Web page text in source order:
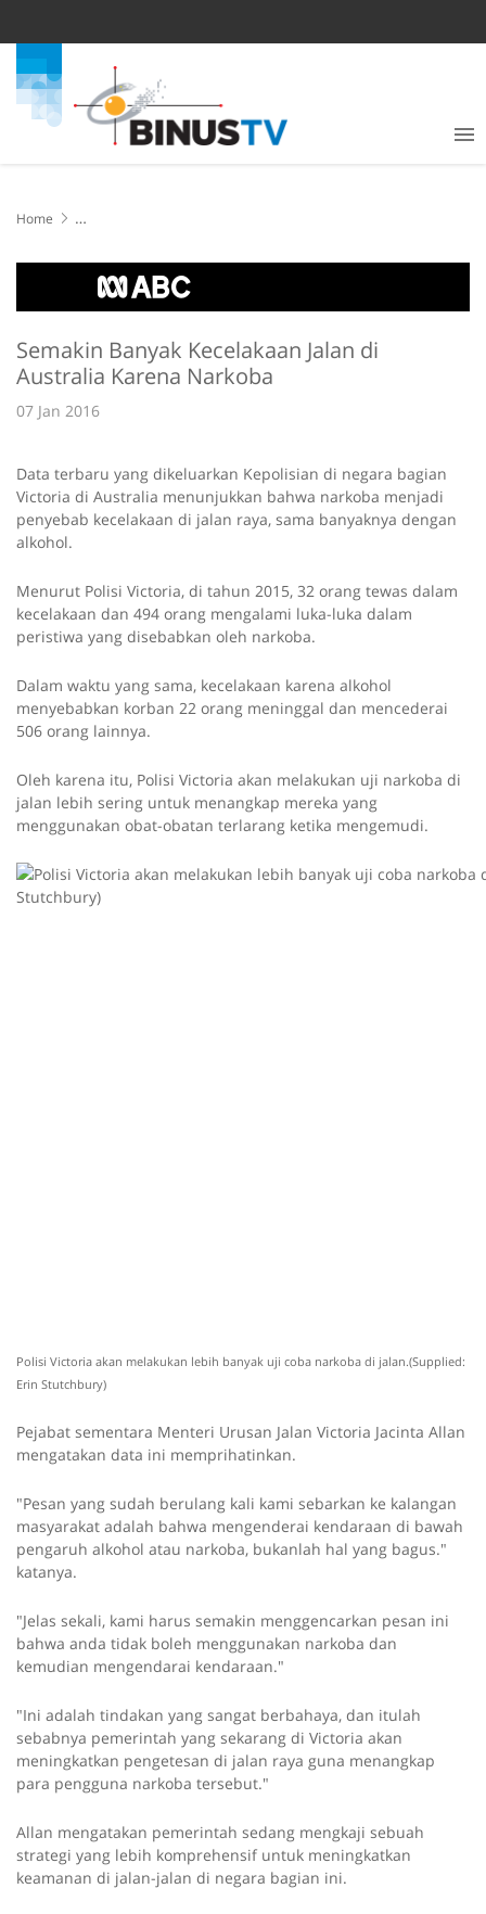
Home
Semakin Banyak Kecelakaan Jalan di
Australia Karena Narkoba
07 Jan 2016
Data terbaru yang dikeluarkan Kepolisian di negara bagian
Victoria di Australia menunjukkan bahwa narkoba menjadi
penyebab kecelakaan di jalan raya, sama banyaknya dengan
alkohol.
Menurut Polisi Victoria, di tahun 2015, 32 orang tewas dalam
kecelakaan dan 494 orang mengalami luka-luka dalam
peristiwa yang disebabkan oleh narkoba.
Dalam waktu yang sama, kecelakaan karena alkohol
menyebabkan korban 22 orang meninggal dan mencederai
506 orang lainnya.
Oleh karena itu, Polisi Victoria akan melakukan uji narkoba di
jalan lebih sering untuk menangkap mereka yang
menggunakan obat-obatan terlarang ketika mengemudi.
Polisi Victoria akan melakukan lebih banyak uji coba narkoba di jalan.(Supplied:
Erin Stutchbury)
Pejabat sementara Menteri Urusan Jalan Victoria Jacinta Allan
mengatakan data ini memprihatinkan.
"Pesan yang sudah berulang kali kami sebarkan ke kalangan
masyarakat adalah bahwa mengenderai kendaraan di bawah
pengaruh alkohol atau narkoba, bukanlah hal yang bagus."
katanya.
"Jelas sekali, kami harus semakin menggencarkan pesan ini
bahwa anda tidak boleh menggunakan narkoba dan
kemudian mengendarai kendaraan."
"Ini adalah tindakan yang sangat berbahaya, dan itulah
sebabnya pemerintah yang sekarang di Victoria akan
meningkatkan pengetesan di jalan raya guna menangkap
para pengguna narkoba tersebut."
Allan mengatakan pemerintah sedang mengkaji sebuah
strategi yang lebih komprehensif untuk meningkatkan
keamanan di jalan-jalan di negara bagian ini.